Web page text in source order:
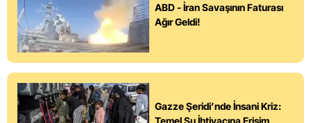
ABD - İran Savaşının Faturası
Ağır Geldi!
Gazze Şeridi’nde İnsani Kriz: